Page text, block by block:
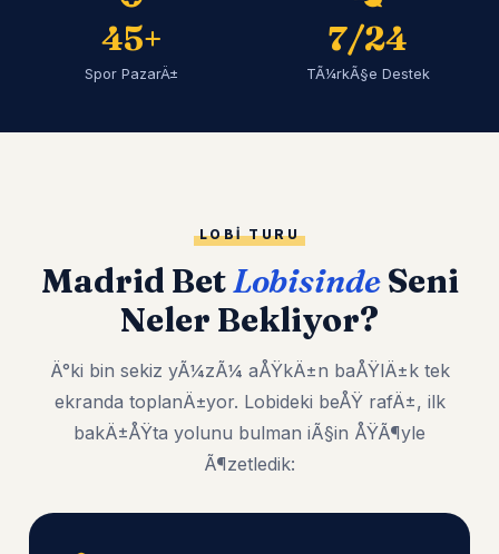
45+
Spor PazarÄ±
7/24
TÃ¼rkÃ§e Destek
LOBI TURU
Madrid BetLobisindeSeni
Neler Bekliyor?
Ä°ki bin sekiz yÃ¼zÃ¼ aÅŸkÄ±n baÅŸlÄ±k tek
ekranda toplanÄ±yor. Lobideki beÅŸ rafÄ±, ilk
bakÄ±ÅŸta yolunu bulman iÃ§in ÅŸÃ¶yle
Ã¶zetledik: